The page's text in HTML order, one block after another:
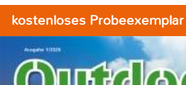
kostenloses Probeexemplar